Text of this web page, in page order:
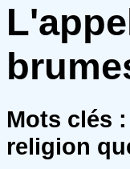
Mots clés
religion